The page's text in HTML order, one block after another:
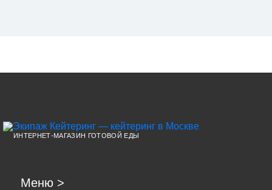
ИНТЕРНЕТ-МАГАЗИН ГОТОВОЙ ЕДЫ
Меню >